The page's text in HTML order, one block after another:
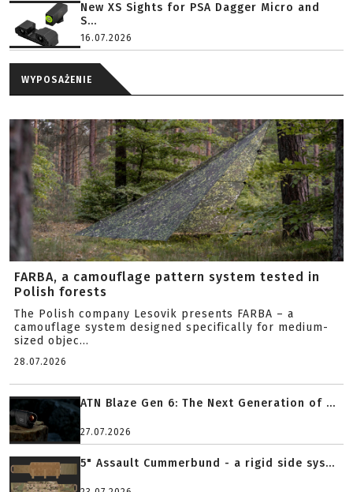
New XS Sights for PSA Dagger Micro and
S...
16.07.2026
WYPOSAŻENIE
FARBA, a camouflage pattern system tested in
Polish forests
The Polish company Lesovik presents FARBA – a
camouflage system designed specifically for medium-
sized objec...
28.07.2026
ATN Blaze Gen 6: The Next Generation of ...
27.07.2026
5" Assault Cummerbund - a rigid side sys...